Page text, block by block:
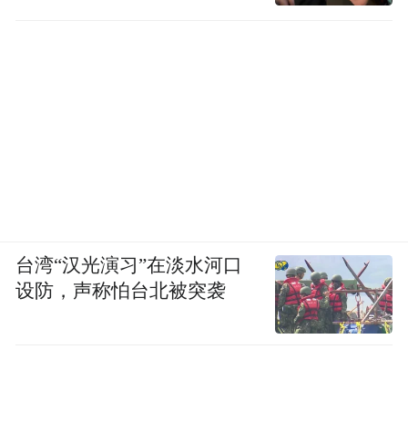
台湾“汉光演习”在淡水河口
设防，声称怕台北被突袭